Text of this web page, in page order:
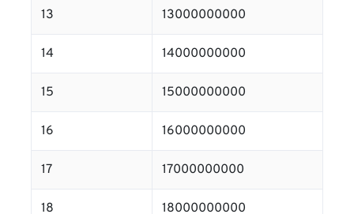
13 13000000000
14 14000000000
15 15000000000
16 16000000000
17 17000000000
18 18000000000